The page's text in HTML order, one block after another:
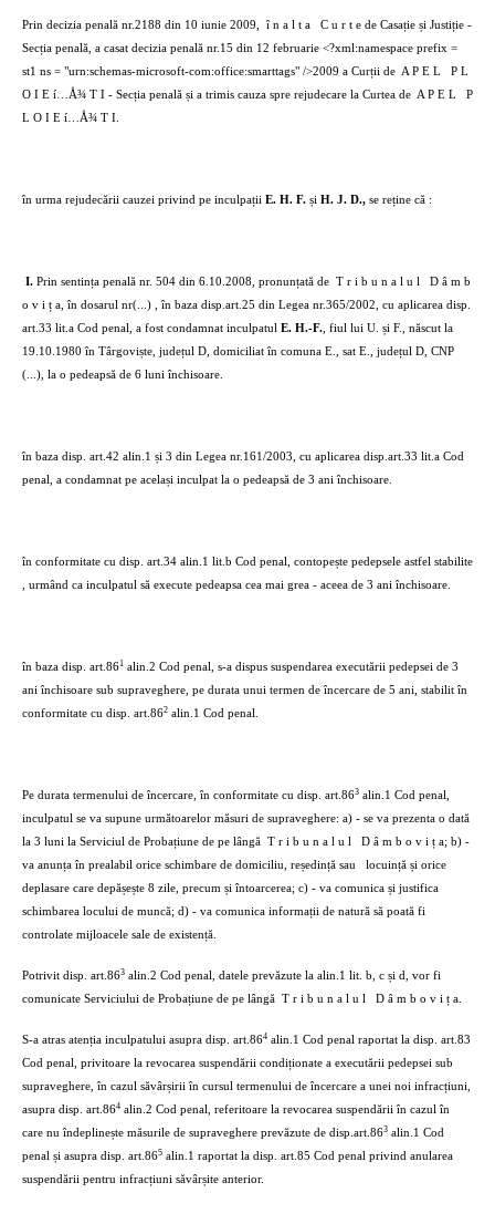
Prin decizia penală nr.2188 din 10 iunie 2009, î n a l t a
C u r t e de Casație și Justiție -
Secția penală, a casat decizia penală nr.15 din 12 februarie <?xml:namespace prefix =
st1 ns = "urn:schemas-microsoft-com:office:smarttags" />2009 a Curții de A P E L
P L
O I E í…Å¾ T I - Secția penală și a trimis cauza spre rejudecare la Curtea de A P E L
P
L O I E í…Å¾ T I.
în urma rejudecării cauzei privind pe inculpații E. H. F. și H. J. D., se reține că :
I. Prin sentința penală nr. 504 din 6.10.2008, pronunțată de T r i b u n a l u l
D â m b
o v i ț a, în dosarul nr(...) , în baza disp.art.25 din Legea nr.365/2002, cu aplicarea disp.
art.33 lit.a Cod penal, a fost condamnat inculpatul E. H.-F. , fiul lui U. și F., născut la
19.10.1980 în Târgoviște, județul D, domiciliat în comuna E., sat E., județul D, CNP
(...), la o pedeapsă de 6 luni închisoare.
în baza disp. art.42 alin.1 și 3 din Legea nr.161/2003, cu aplicarea disp.art.33 lit.a Cod
penal, a condamnat pe același inculpat la o pedeapsă de 3 ani închisoare.
în conformitate cu disp. art.34 alin.1 lit.b Cod penal, contopește pedepsele astfel stabilite
, urmând ca inculpatul să execute pedeapsa cea mai grea - aceea de 3 ani închisoare.
în baza disp. art.861 alin.2 Cod penal, s-a dispus suspendarea executării pedepsei de 3
ani închisoare sub supraveghere, pe durata unui termen de încercare de 5 ani, stabilit în
conformitate cu disp. art.862 alin.1 Cod penal.
Pe durata termenului de încercare, în conformitate cu disp. art.863 alin.1 Cod penal,
inculpatul se va supune următoarelor măsuri de supraveghere: a) - se va prezenta o dată
la 3 luni la Serviciul de Probațiune de pe lângă T r i b u n a l u l
D â m b o v i ț a; b) -
va anunța în prealabil orice schimbare de domiciliu, reședință sau
locuință și orice
deplasare care depășește 8 zile, precum și întoarcerea; c) - va comunica și justifica
schimbarea locului de muncă; d) - va comunica informații de natură să poată fi
controlate mijloacele sale de existență.
Potrivit disp. art.863 alin.2 Cod penal, datele prevăzute la alin.1 lit. b, c și d, vor fi
comunicate Serviciului de Probațiune de pe lângă T r i b u n a l u l D â m b o v i ț a.
S-a atras atenția inculpatului asupra disp. art.864 alin.1 Cod penal raportat la disp. art.83
Cod penal, privitoare la revocarea suspendării condiționate a executării pedepsei sub
supraveghere, în cazul săvârșirii în cursul termenului de încercare a unei noi infracțiuni,
asupra disp. art.864 alin.2 Cod penal, referitoare la revocarea suspendării în cazul în
care nu îndeplinește măsurile de supraveghere prevăzute de disp.art.863 alin.1 Cod
penal și asupra disp. art.865 alin.1 raportat la disp. art.85 Cod penal privind anularea
suspendării pentru infracțiuni săvârșite anterior.